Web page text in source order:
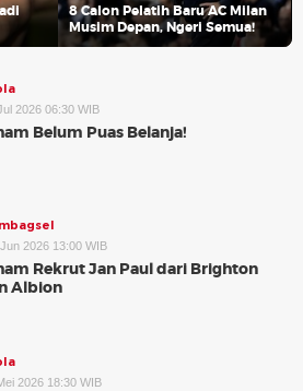
8 Calon Pelatih Baru AC Milan
Musim Depan, Ngeri Semua!
2026 06:30 WIB
Belum Puas Belanja!
2026 13:00 WIB
Rekrut Jan Paul dari Brighton
Albion
2026 18:30 WIB